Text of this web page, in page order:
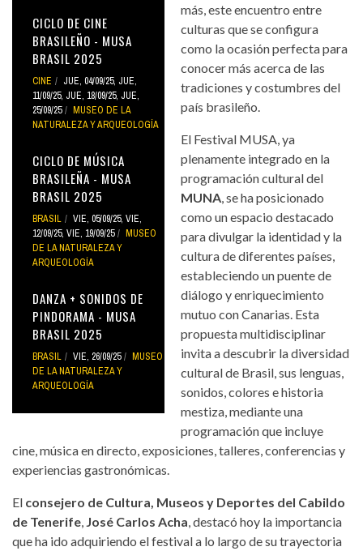
CICLO DE CINE
BRASILEÑO - MUSA
BRASIL 2025
CINE JUE, 04/09/25, JUE,
11/09/25, JUE, 18/09/25, JUE,
25/09/25
MUSEO DE LA
NATURALEZA Y ARQUEOLOGÍA
CICLO DE MÚSICA
BRASILEÑA - MUSA
BRASIL 2025
BRASIL VIE, 05/09/25, VIE,
12/09/25, VIE, 19/09/25
MUSEO
DE LA NATURALEZA Y
ARQUEOLOGÍA
DANZA + SONIDOS DE
PINDORAMA - MUSA
BRASIL 2025
BRASIL VIE, 26/09/25
MUSEO
DE LA NATURALEZA Y
ARQUEOLOGÍA
más, este encuentro entre
culturas que se configura
como la ocasión perfecta para
conocer más acerca de las
tradiciones y costumbres del
país brasileño.
El Festival MUSA, ya
plenamente integrado en la
programación cultural del
MUNA, se ha posicionado
como un espacio destacado
para divulgar la identidad y la
cultura de diferentes países,
estableciendo un puente de
diálogo y enriquecimiento
mutuo con Canarias. Esta
propuesta multidisciplinar
invita a descubrir la diversidad
cultural de Brasil, sus lenguas,
sonidos, colores e historia
mestiza, mediante una
programación que incluye
cine, música en directo, exposiciones, talleres, conferencias y
experiencias gastronómicas.
El consejero de Cultura, Museos y Deportes del Cabildo
de Tenerife, José Carlos Acha, destacó hoy la importancia
que ha ido adquiriendo el festival a lo largo de su trayectoria